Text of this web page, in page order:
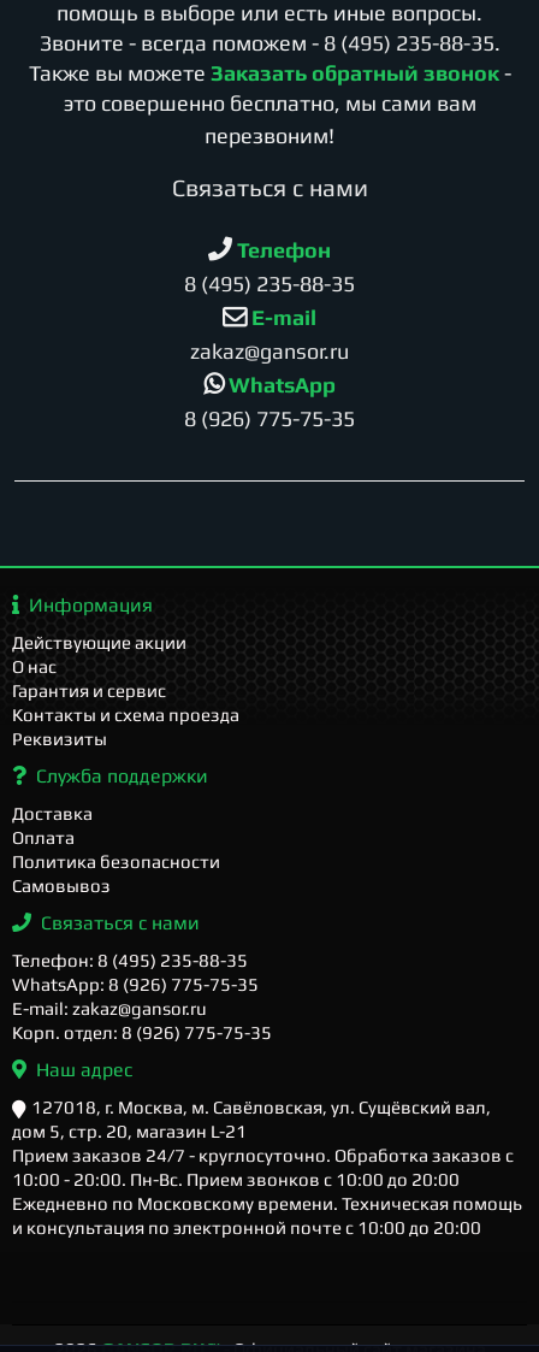
помощь в выборе или есть иные вопросы.
Звоните - всегда поможем - 8 (495) 235-88-35.
Также вы можете Заказать обратный звонок -
это совершенно бесплатно, мы сами вам
перезвоним!
Cвязаться с нами
Телефон
8 (495) 235-88-35
E-mail
zakaz@gansor.ru
WhatsApp
8 (926) 775-75-35
Информация
Действующие акции
О нас
Гарантия и сервис
Контакты и схема проезда
Реквизиты
Служба поддержки
Доставка
Оплата
Политика безопасности
Самовывоз
Связаться с нами
Телефон: 8 (495) 235-88-35
WhatsApp: 8 (926) 775-75-35
E-mail: zakaz@gansor.ru
Корп. отдел: 8 (926) 775-75-35
Наш адрес
127018, г. Москва, м. Савёловская, ул. Сущёвский вал,
дом 5, стр. 20, магазин L-21
Прием заказов 24/7 - круглосуточно. Обработка заказов с
10:00 - 20:00. Пн-Вс. Прием звонков с 10:00 до 20:00
Ежедневно по Московскому времени. Техническая помощь
и консультация по электронной почте с 10:00 до 20:00